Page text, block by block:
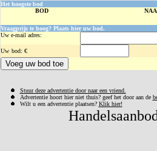
Het hoogste bod
BOD
Vraagprijs te hoog? Plaats hier uw bod.
Uw e-mail adres:
Uw bod: €
Stuur deze advertentie door naar een vriend.
Advertentie hoort hier niet thuis? geef het door aan de
Wilt u een advertentie plaatsen? Klik hier!